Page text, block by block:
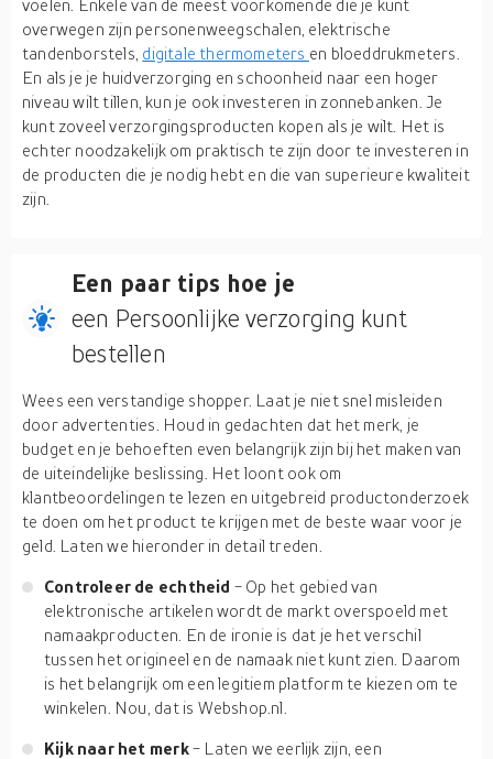
voelen. Enkele van de meest voorkomende die je kunt
overwegen zijn personenweegschalen, elektrische
tandenborstels, digitale thermometers en bloeddrukmeters.
En als je je huidverzorging en schoonheid naar een hoger
niveau wilt tillen, kun je ook investeren in zonnebanken. Je
kunt zoveel verzorgingsproducten kopen als je wilt. Het is
echter noodzakelijk om praktisch te zijn door te investeren in
de producten die je nodig hebt en die van superieure kwaliteit
zijn.
Een paar tips hoe je
een Persoonlijke verzorging kunt
bestellen
Wees een verstandige shopper. Laat je niet snel misleiden
door advertenties. Houd in gedachten dat het merk, je
budget en je behoeften even belangrijk zijn bij het maken van
de uiteindelijke beslissing. Het loont ook om
klantbeoordelingen te lezen en uitgebreid productonderzoek
te doen om het product te krijgen met de beste waar voor je
geld. Laten we hieronder in detail treden.
Controleer de echtheid - Op het gebied van
elektronische artikelen wordt de markt overspoeld met
namaakproducten. En de ironie is dat je het verschil
tussen het origineel en de namaak niet kunt zien. Daarom
is het belangrijk om een legitiem platform te kiezen om te
winkelen. Nou, dat is Webshop.nl.
Kijk naar het merk- Laten we eerlijk zijn, een